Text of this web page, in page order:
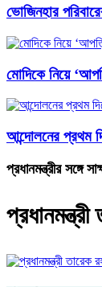
ভোজিনহার
মোদিকে নিয়ে
আন্দোলনের প্রথম
প্রধানমন্ত্রীর সঙ্গে